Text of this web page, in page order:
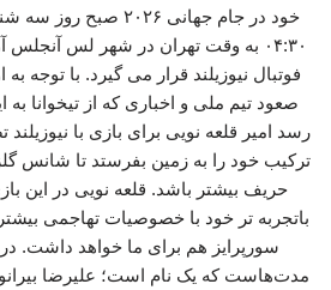
۰۴:۳۰ به وقت تهران در شهر لس
فوتبال نیوزیلند قرار می گیرد. با توجه
صعود تیم ملی و اخباری که از تیخوانا
رسد امیر قلعه نویی برای بازی با
ترکیب خود را به زمین بفرستد تا شانس
حریف بیشتر باشد. قلعه نویی در این
باتجربه تر خود با خصوصیات تهاجمی
سورپرایز هم برای ما خواهد داشت.
مدت‌هاست که یک نام است؛ علیرضا